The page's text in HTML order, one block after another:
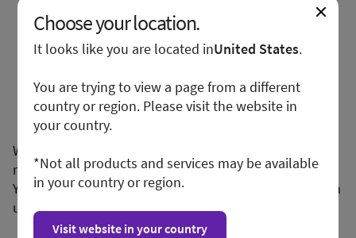
We apologize for any inconvenience, but this form is
not available in your region or country.
You may want to visit your local site or access the form
unconditionally.
Choose your location.
It looks like you are located inUnited States.
You are trying to view a page from a different
country or region. Please visit the website in
your country.
*Not all products and services may be available
in your country or region.
Visit website in your country